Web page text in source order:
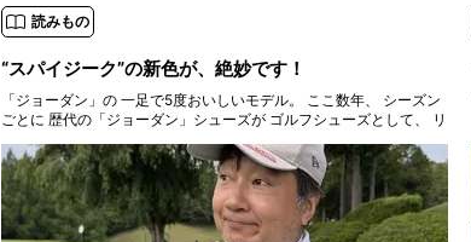
読みもの
“スパイジーク”の新色が、絶妙です！
「ジョーダン」の 一足で5度おいしいモデル。 ここ数年、 シーズン
ごとに 歴代の「ジョーダン」シューズが ゴルフシューズとして、 リ